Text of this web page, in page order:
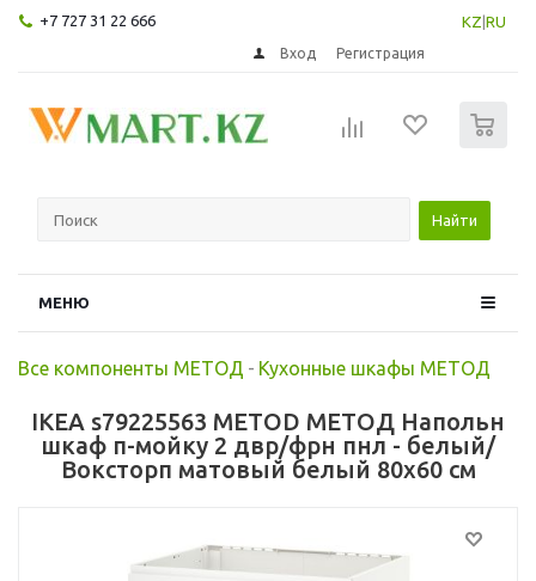
+7 727 31 22 666 KZ RU
Вход Регистрация
Найти
МЕНЮ
Все компоненты МЕТОД - Кухонные шкафы МЕТОД
IKEA s79225563 METOD МЕТОД Напольн
шкаф п-мойку 2 двр/фрн пнл - белый/
Воксторп матовый белый 80x60 см